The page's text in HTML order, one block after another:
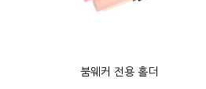
붐웨커 전용 홀더